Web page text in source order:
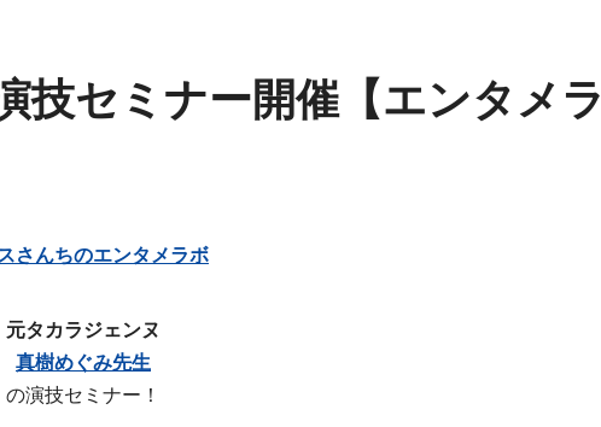
セミナー開催【エンタメラ
さんちのエンタメラボ
元タカラジェンヌ
真樹めぐみ先生
の演技セミナー！